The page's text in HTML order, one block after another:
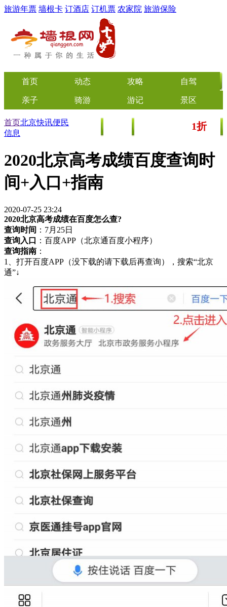
旅游年票 墙根卡 订酒店 订机票 农家院 旅游保险
首页 动态 攻略 自驾
亲子 骑游 游记 景区
1折起
首页北京快讯便民
信息
2020北京高考成绩百度查询时
间+入口+指南
2020-07-25 23:24
2020北京高考成绩在百度怎么查?
查询时间 ：7月25日
查询入口
：百度APP（北京通百度小程序）
查询指南 ：
1、打开百度APP（没下载的请下载后再查询），搜索“北京
通”↓